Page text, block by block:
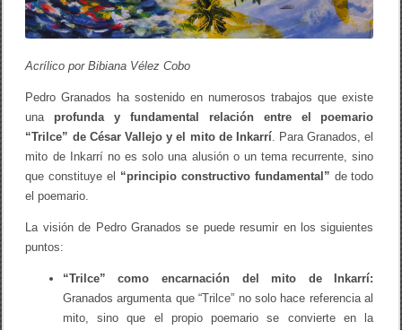
Acrílico por Bibiana Vélez Cobo
Pedro Granados ha sostenido en numerosos trabajos que existe
una profunda y fundamental relación entre el poemario
“Trilce” de César Vallejo y el mito de Inkarrí. Para Granados, el
mito de Inkarrí no es solo una alusión o un tema recurrente, sino
que constituye el “principio constructivo fundamental” de todo
el poemario.
La visión de Pedro Granados se puede resumir en los siguientes
puntos:
“Trilce” como encarnación del mito de Inkarrí:
Granados argumenta que “Trilce” no solo hace referencia al
mito, sino que el propio poemario se convierte en la